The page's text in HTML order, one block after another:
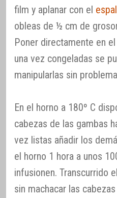
film y aplanar con el
obleas de ½ cm de
Poner directamente en
una vez congeladas se
manipularlas sin
En el horno a 180º C
cabezas de las gambas
vez listas añadir los
el horno 1 hora a unos
infusionen. Transcurrido
sin machacar las